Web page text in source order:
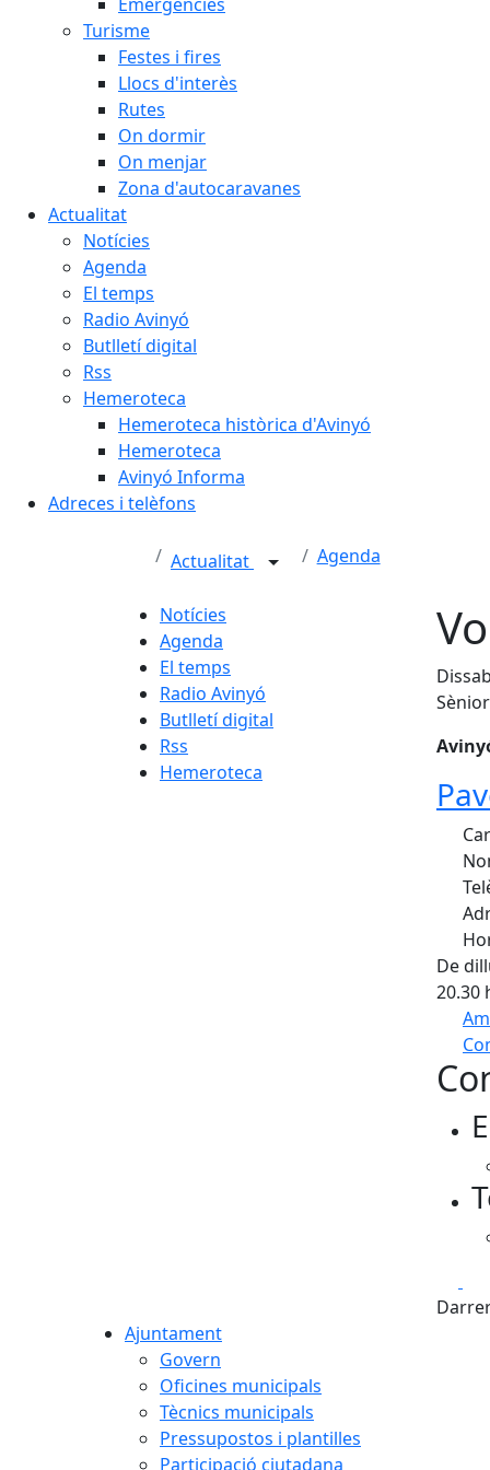
Turisme
Festes i fires
Llocs d'interès
Rutes
On dormir
On menjar
Zona d'autocaravanes
Actualitat
Notícies
Agenda
El temps
Radio Avinyó
Butlletí digital
Rss
Hemeroteca
Hemeroteca històrica d'Avinyó
Hemeroteca
Avinyó Informa
Adreces i telèfons
Actualitat Agenda
Notícies
Agenda
El temps
Radio Avinyó
Butlletí digital
Rss
Hemeroteca
De
20.30
+
Ajuntament
Govern
Oficines municipals
Tècnics municipals
Pressupostos i plantilles
Participació ciutadana